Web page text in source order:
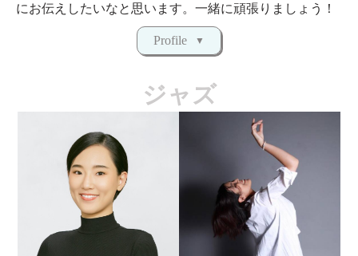
にお伝えしたいなと思います。一緒に頑張りましょう！
Profile
ジャズ